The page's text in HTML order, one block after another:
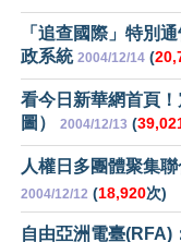
「追查國際」特別
政系統 2004/12/14 (
看今日新華網首頁
圖）
2004/12/13 (
人權日多團體聚集
2004/12/12 (18,920次)
自由亞洲電臺(RFA)